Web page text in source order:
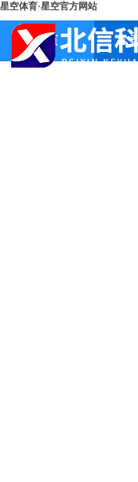
星空体育·星空官方网站
首页 公